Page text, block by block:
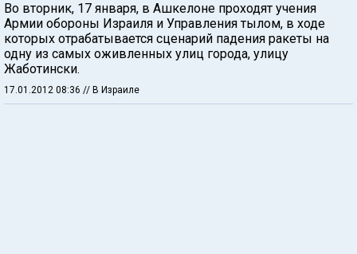
Во вторник, 17 января, в Ашкелоне проходят учения
Армии обороны Израиля и Управления тылом, в ходе
которых отрабатывается сценарий падения ракеты на
одну из самых оживленных улиц города, улицу
Жаботински.
17.01.2012 08:36 // В Израиле